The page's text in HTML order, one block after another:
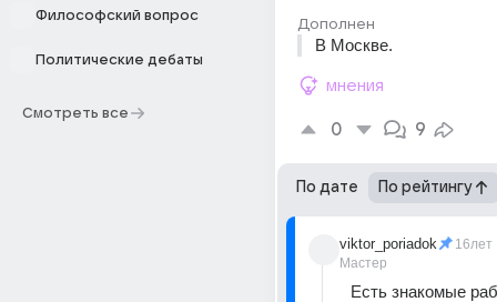
Философский вопрос
Политические дебаты
Смотреть все
Дополнен
В Москве.
мнения
0 9
По дате По рейтингу
viktor_poriadok
Мастер
16лет
Есть знакомые